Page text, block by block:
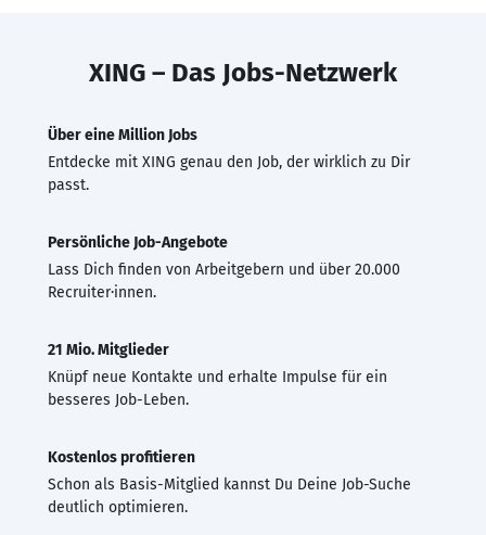
XING – Das Jobs-Netzwerk
Über eine Million Jobs
Entdecke mit XING genau den Job, der wirklich zu Dir
passt.
Persönliche Job-Angebote
Lass Dich finden von Arbeitgebern und über 20.000
Recruiter·innen.
21 Mio. Mitglieder
Knüpf neue Kontakte und erhalte Impulse für ein
besseres Job-Leben.
Kostenlos profitieren
Schon als Basis-Mitglied kannst Du Deine Job-Suche
deutlich optimieren.